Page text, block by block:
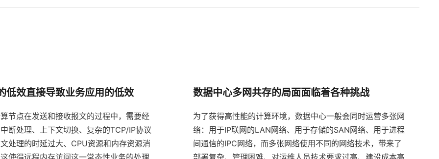
低效直接导致业务应用的低效
节点在发送和接收报文的过程中，需要经
断处理、上下文切换、复杂的TCP/IP协议
处理的时延过大、CPU资源和内存资源消
使得远程内存访问这一常态性业务的处理
数据中心多网共存的局面面临着各种挑战
为了获得高性能的计算环境，数据中心一般会同时运营多张网
络：用于IP联网的LAN网络、用于存储的SAN网络、用于进程
间通信的IPC网络，而多张网络使用不同的网络技术，带来了
部署复杂、管理困难、对运维人员技术要求过高、建设成本高